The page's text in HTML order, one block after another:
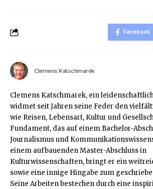
Facebook
Clemens Katschmarek
Clemens Katschmarek, ein
widmet seit Jahren seine Feder den
wie Reisen, Lebensart, Kultur und
Fundament, das auf einem Bachelor-
Journalismus und
einem aufbauenden Master-Abschluss in
Kulturwissenschaften, bringt er ein
sowie eine innige Hingabe zum
Seine Arbeiten bestechen durch eine